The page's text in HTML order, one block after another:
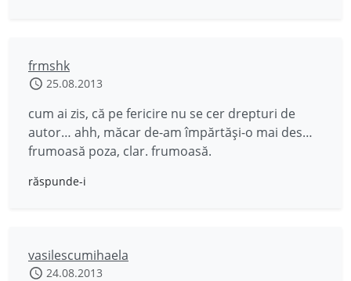
frmshk
25.08.2013
cum ai zis, că pe fericire nu se cer drepturi de
autor… ahh, măcar de-am împărtăși-o mai des…
frumoasă poza, clar. frumoasă.
răspunde-i
vasilescumihaela
24.08.2013